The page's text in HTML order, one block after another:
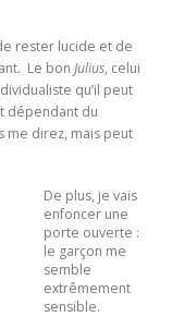
rester lucide et de
Le bon Julius, celui
qu’il peut
dépendant du
me direz, mais peut
De plus, je vais
enfoncer une
porte ouverte :
le garçon me
semble
extrêmement
sensible.